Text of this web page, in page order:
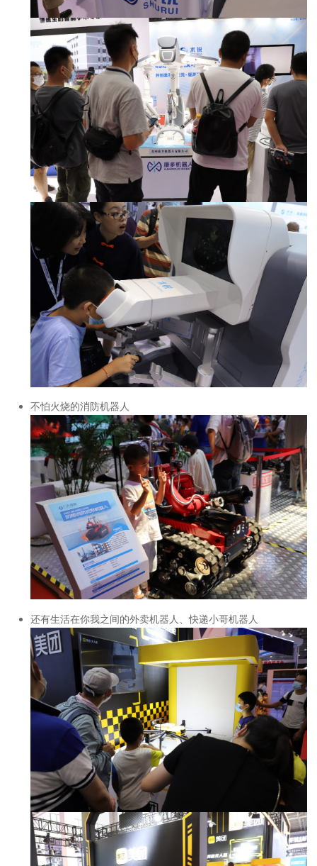
不怕火烧的消防机器人
还有生活在你我之间的外卖机器人、快递小哥机器人